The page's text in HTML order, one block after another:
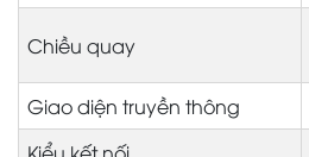
Chiều quay
Giao diện truyền thông